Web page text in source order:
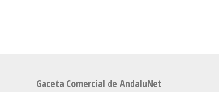
Gaceta Comercial de AndaluNet